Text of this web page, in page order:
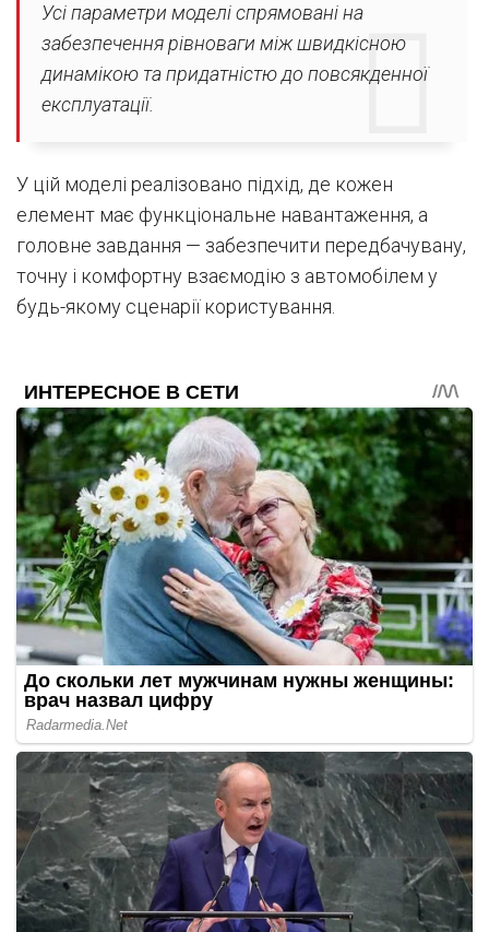
Усі параметри моделі спрямовані на
забезпечення рівноваги між швидкісною
динамікою та придатністю до повсякденної
експлуатації.
У цій моделі реалізовано підхід, де кожен
елемент має функціональне навантаження, а
головне завдання — забезпечити передбачувану,
точну і комфортну взаємодію з автомобілем у
будь-якому сценарії користування.